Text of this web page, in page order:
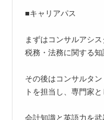
■キャリアパス
まずはコンサルアシ
税務・法務に関する知
その後はコンサルタ
トを担当し、専門家
会計知識と英語力を